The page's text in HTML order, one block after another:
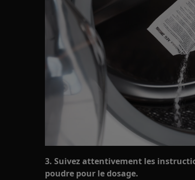
3. Suivez attentivement les
poudre pour le dosage.